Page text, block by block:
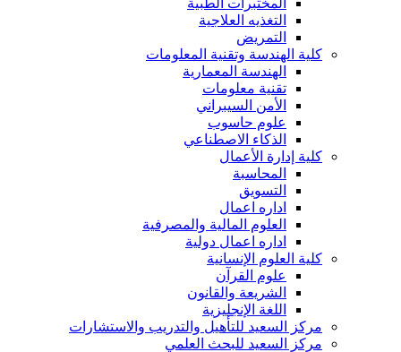
المختبرات الطبية
التغذيه العلاجية
التمريض
كلية الهندسة وتقنية المعلومات
الهندسة المعمارية
تقنية معلومات
الأمن السيبراني
علوم حاسوب
الذكاء الاصطناعي
كلية إدارة الأعمال
المحاسبة
التسويق
اداره اعمال
العلوم المالية والمصرفية
اداره اعمال دولية
كلية العلوم الإنسانية
علوم القرآن
الشريعة والقانون
اللغة الإنجليزية
مركز السعيد للتأهيل والتدريب والاستشارات
مركز السعيد للبحث العلمي